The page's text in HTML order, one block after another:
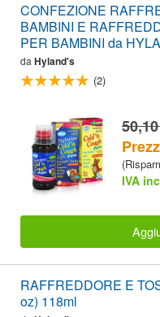
CONFEZIONE
BAMBINI E
PER BAMBINI da
da Hyland's
(2)
IVA
RAFFREDDORE E
oz) 118ml